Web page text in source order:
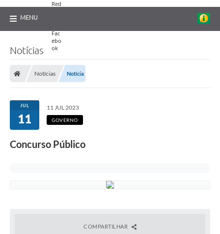
MENU
Notícias
Notícias Notícia
JUL
11
11 JUL 2023
GOVERNO
Concurso Público
COMPARTILHAR